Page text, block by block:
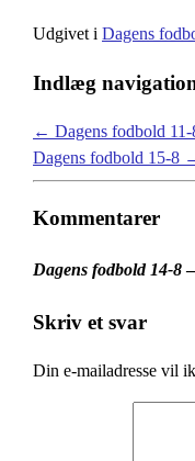
Udgivet i Dagens
Indlæg
← Dagens fodbold 11-
Dagens fodbold 15-8
Kommentarer
Dagens fodbold 14-8
Skriv et svar
Din e-mailadresse vil